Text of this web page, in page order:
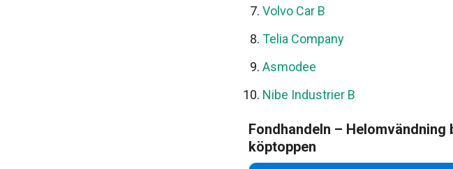
Volvo Car B
Telia Company
Asmodee
Nibe Industrier B
Fondhandeln –
köptoppen